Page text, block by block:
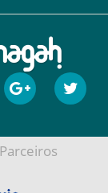
Parceiros